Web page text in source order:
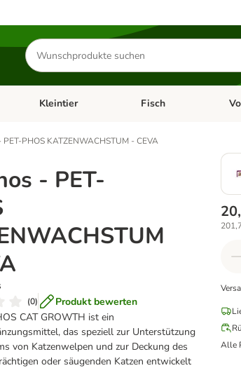
Produkte
suchen
& Zubehör
Kategorie-Menü öffnen: Hundefutter & Zubehör
Kleintier Kategorie-Menü öffnen:
Fisch
PET-PHOS KATZENWACHSTUM - CEVA
- PET-
(0)
Produkt bewerten
CAT GROWTH ist ein
das speziell zur Unterstützung
von Katzenwelpen und zur Deckung des
oder säugenden Katzen entwickelt
Alle